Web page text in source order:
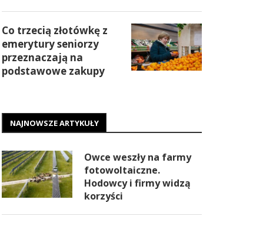
Co trzecią złotówkę z
emerytury seniorzy
przeznaczają na
podstawowe zakupy
NAJNOWSZE ARTYKUŁY
Owce weszły na farmy
fotowoltaiczne.
Hodowcy i firmy widzą
korzyści